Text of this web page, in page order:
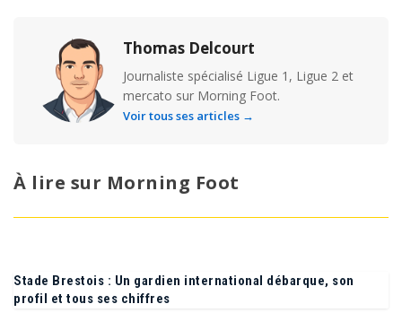
Thomas Delcourt
Journaliste spécialisé Ligue 1, Ligue 2 et
mercato sur Morning Foot.
Voir tous ses articles →
À lire sur Morning Foot
Stade Brestois : Un gardien international débarque, son
profil et tous ses chiffres